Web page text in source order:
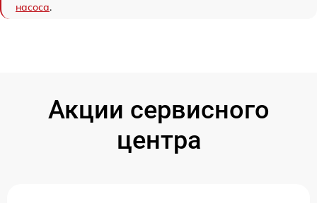
насоса.
Акции сервисного
центра